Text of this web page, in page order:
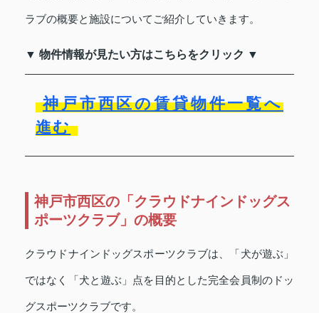
ラブの概要と施設についてご紹介していきます。
▼ 物件情報が見たい方はこちらをクリック ▼
神戸市西区の賃貸物件一覧へ
進む
神戸市西区の「クラウドナインドッグス
ポーツクラブ」の概要
クラウドナインドッグスポーツクラブは、「犬が遊ぶ」
ではなく「犬と遊ぶ」点を目的とした完全会員制のドッ
グスポーツクラブです。